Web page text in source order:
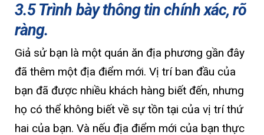
3.5 Trình bày thông tin chính xác, rõ
ràng.
Giả sử bạn là một quán ăn địa phương gần đây
đã thêm một địa điểm mới. Vị trí ban đầu của
bạn đã được nhiều khách hàng biết đến, nhưng
họ có thể không biết về sự tồn tại của vị trí thứ
hai của bạn. Và nếu địa điểm mới của bạn thực